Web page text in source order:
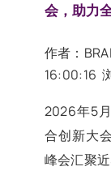
会，助力
作者：
16:00:16
2026年5
合创新大
峰会汇聚